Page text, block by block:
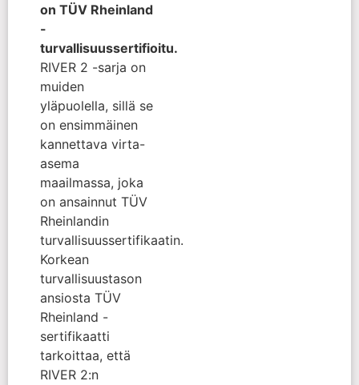
on TÜV Rheinland
-
turvallisuussertifioitu.
RIVER 2 -sarja on
muiden
yläpuolella, sillä se
on ensimmäinen
kannettava virta-
asema
maailmassa, joka
on ansainnut TÜV
Rheinlandin
turvallisuussertifikaatin.
Korkean
turvallisuustason
ansiosta TÜV
Rheinland -
sertifikaatti
tarkoittaa, että
RIVER 2:n